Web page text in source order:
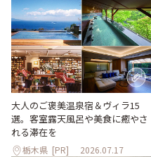
大人のご褒美温泉宿＆ヴィラ15
選。客室露天風呂や美食に癒やさ
れる滞在を
栃木県 [PR] 2026.07.17